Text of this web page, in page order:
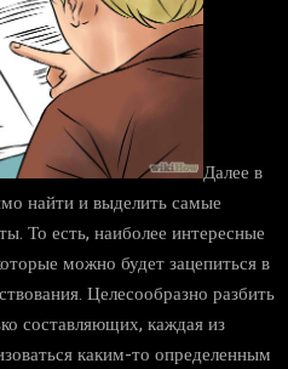
Далее в
найти и выделить самые
То есть, наиболее интересные
можно будет зацепиться в
Целесообразно разбить
составляющих, каждая из
каким-то определенным